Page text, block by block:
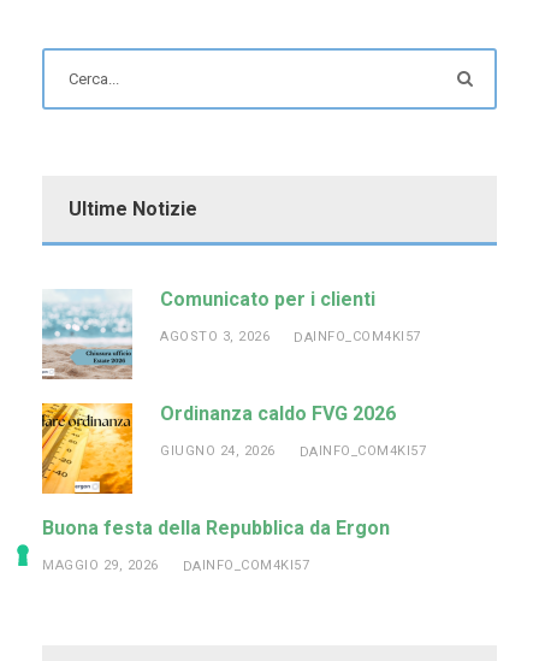
Ultime Notizie
Comunicato per i clienti
AGOSTO 3, 2026 DAINFO_COM4KI57
Ordinanza caldo FVG 2026
GIUGNO 24, 2026 DAINFO_COM4KI57
Buona festa della Repubblica da Ergon
MAGGIO 29, 2026 DAINFO_COM4KI57